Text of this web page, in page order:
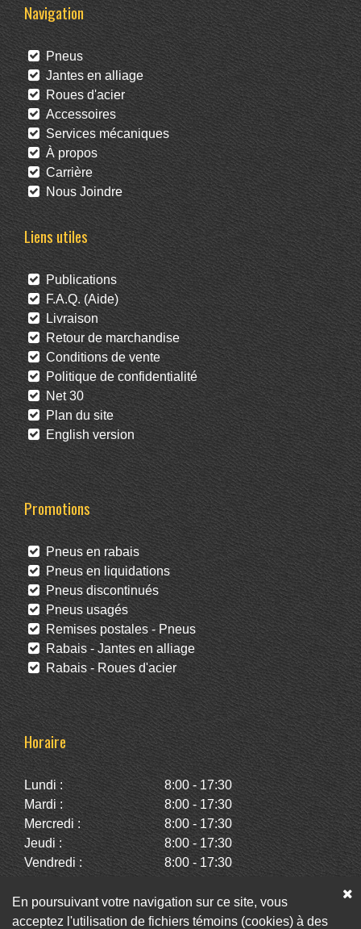
Navigation
Pneus
Jantes en alliage
Roues d'acier
Accessoires
Services mécaniques
À propos
Carrière
Nous Joindre
Liens utiles
Publications
F.A.Q. (Aide)
Livraison
Retour de marchandise
Conditions de vente
Politique de confidentialité
Net 30
Plan du site
English version
Promotions
Pneus en rabais
Pneus en liquidations
Pneus discontinués
Pneus usagés
Remises postales - Pneus
Rabais - Jantes en alliage
Rabais - Roues d'acier
Horaire
Lundi :
8:00 - 17:30
Mardi :
8:00 - 17:30
Mercredi :
8:00 - 17:30
Jeudi :
8:00 - 17:30
Vendredi :
8:00 - 17:30
Dimanche :
Fermé
En poursuivant votre navigation sur ce site, vous
acceptez l'utilisation de fichiers témoins (cookies) à des